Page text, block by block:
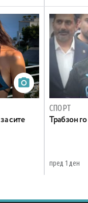
сите
СПОРТ
Трабзон
пред 1 ден